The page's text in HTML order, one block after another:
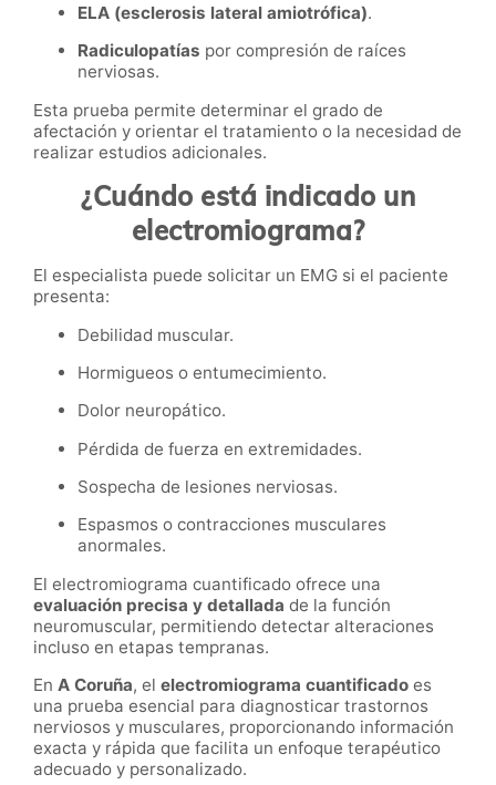
ELA (esclerosis lateral amiotrófica).
Radiculopatías por compresión de raíces
nerviosas.
Esta prueba permite determinar el grado de
afectación y orientar el tratamiento o la necesidad de
realizar estudios adicionales.
¿Cuándo está indicado un
electromiograma?
El especialista puede solicitar un EMG si el paciente
presenta:
Debilidad muscular.
Hormigueos o entumecimiento.
Dolor neuropático.
Pérdida de fuerza en extremidades.
Sospecha de lesiones nerviosas.
Espasmos o contracciones musculares
anormales.
El electromiograma cuantificado ofrece una
evaluación precisa y detallada de la función
neuromuscular, permitiendo detectar alteraciones
incluso en etapas tempranas.
En A Coruña, el electromiograma cuantificado es
una prueba esencial para diagnosticar trastornos
nerviosos y musculares, proporcionando información
exacta y rápida que facilita un enfoque terapéutico
adecuado y personalizado.